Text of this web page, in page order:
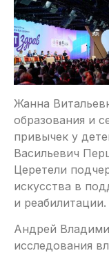
Жанна
образования и
привычек у
Васильевич
Церетели
искусства в
и реабилитации.
Андрей
исследования